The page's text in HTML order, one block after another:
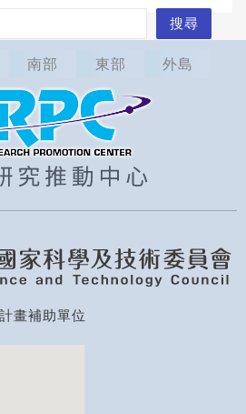
搜尋
南部 東部 外島
計畫補助單位